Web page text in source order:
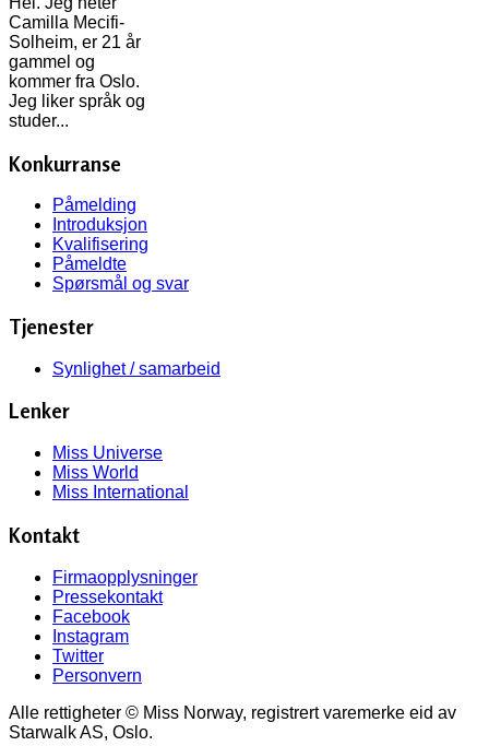
Camilla Mecifi-
Solheim, er 21 år
gammel og
kommer fra Oslo.
Jeg liker språk og
studer...
Konkurranse
Påmelding
Introduksjon
Kvalifisering
Påmeldte
Spørsmål og svar
Tjenester
Synlighet / samarbeid
Lenker
Miss Universe
Miss World
Miss International
Kontakt
Firmaopplysninger
Pressekontakt
Facebook
Instagram
Twitter
Personvern
Alle rettigheter © Miss Norway, registrert varemerke eid av
Starwalk AS, Oslo.